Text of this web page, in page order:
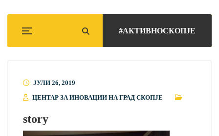
#АКТИВНОСКОПЈЕ
ЈУЛИ 26, 2019
ЦЕНТАР ЗА ИНОВАЦИИ НА ГРАД СКОПЈЕ
story